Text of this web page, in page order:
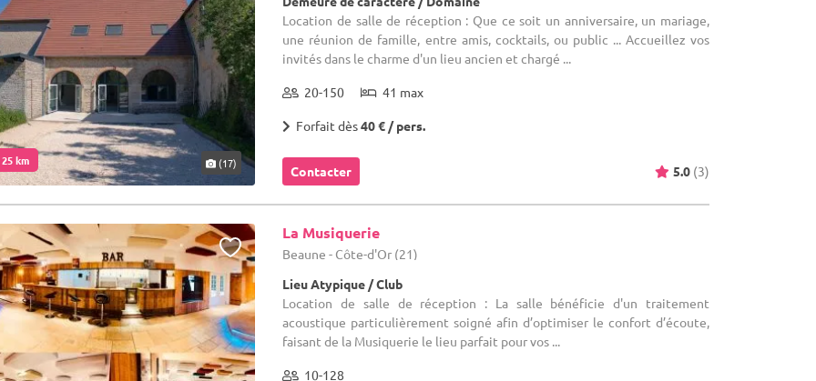
km (17)
Location de salle de réception : Que ce soit un anniversaire, un mariage,
une réunion de famille, entre amis, cocktails, ou public ... Accueillez vos
invités dans le charme d'un lieu ancien et chargé ...
20-150 41 max
Forfait dès40 € / pers.
Contacter 5.0 (3)
La Musiquerie
Beaune - Côte-d'Or (21)
Lieu Atypique / Club
Location de salle de réception : La salle bénéficie d'un traitement
acoustique particulièrement soigné afin d’optimiser le confort d’écoute,
faisant de la Musiquerie le lieu parfait pour vos ...
10-128